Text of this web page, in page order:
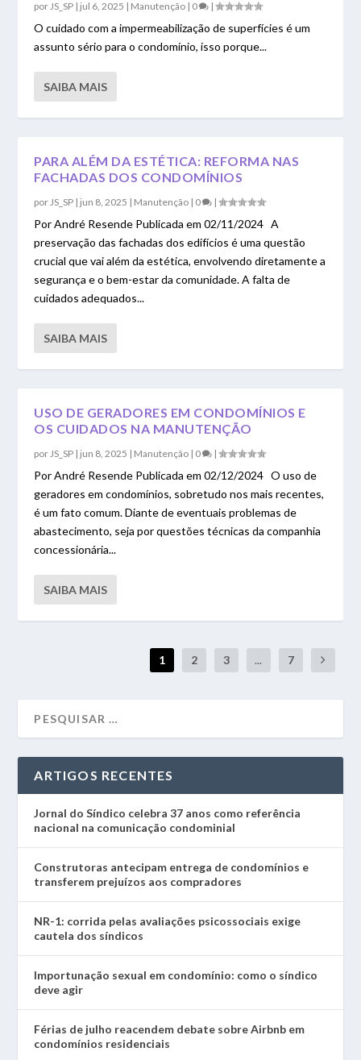
porJS_SP | jul 6, 2025 | Manutenção | 0 |
O cuidado com a impermeabilização de superfícies é um
assunto sério para o condomínio, isso porque...
SAIBA MAIS
PARA ALÉM DA ESTÉTICA: REFORMA NAS
FACHADAS DOS CONDOMÍNIOS
porJS_SP | jun 8, 2025 | Manutenção | 0 |
Por André Resende Publicada em 02/11/2024 A
preservação das fachadas dos edifícios é uma questão
crucial que vai além da estética, envolvendo diretamente a
segurança e o bem-estar da comunidade. A falta de
cuidados adequados...
SAIBA MAIS
USO DE GERADORES EM CONDOMÍNIOS E
OS CUIDADOS NA MANUTENÇÃO
porJS_SP | jun 8, 2025 | Manutenção | 0 |
Por André Resende Publicada em 02/12/2024 O uso de
geradores em condomínios, sobretudo nos mais recentes,
é um fato comum. Diante de eventuais problemas de
abastecimento, seja por questões técnicas da companhia
concessionária...
SAIBA MAIS
1 2 3 ... 7
ARTIGOS RECENTES
Jornal do Síndico celebra 37 anos como referência
nacional na comunicação condominial
Construtoras antecipam entrega de condomínios e
transferem prejuízos aos compradores
NR-1: corrida pelas avaliações psicossociais exige
cautela dos síndicos
Importunação sexual em condomínio: como o síndico
deve agir
Férias de julho reacendem debate sobre Airbnb em
condomínios residenciais